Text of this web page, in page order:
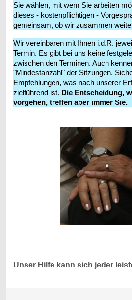
Sie wählen, mit wem Sie arbeiten
dieses - kostenpflichtigen -
gemeinsam, ob wir zusammen
Wir vereinbaren mit Ihnen i.d.R.
Termin. Es gibt bei uns keine
zwischen den Terminen. Auch
"Mindestanzahl" der Sitzungen.
Empfehlungen, was nach unserer
zielführend ist. Die Entscheidung,
vorgehen, treffen aber immer Sie.
Unser Hilfe kann sich jeder